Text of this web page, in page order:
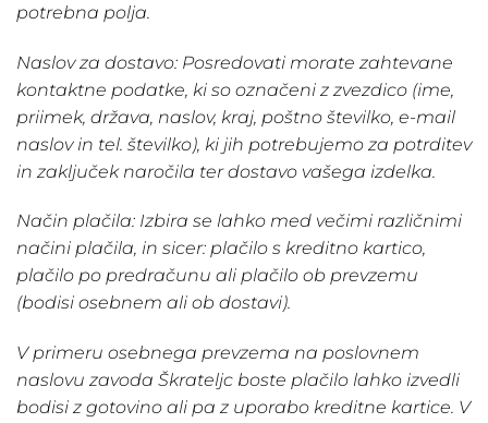
potrebna polja.
Naslov za dostavo: Posredovati morate zahtevane
kontaktne podatke, ki so označeni z zvezdico (ime,
priimek, država, naslov, kraj, poštno številko, e-mail
naslov in tel. številko), ki jih potrebujemo za potrditev
in zaključek naročila ter dostavo vašega izdelka.
Način plačila: Izbira se lahko med večimi različnimi
načini plačila, in sicer: plačilo s kreditno kartico,
plačilo po predračunu ali plačilo ob prevzemu
(bodisi osebnem ali ob dostavi).
V primeru osebnega prevzema na poslovnem
naslovu zavoda Škrateljc boste plačilo lahko izvedli
bodisi z gotovino ali pa z uporabo kreditne kartice. V